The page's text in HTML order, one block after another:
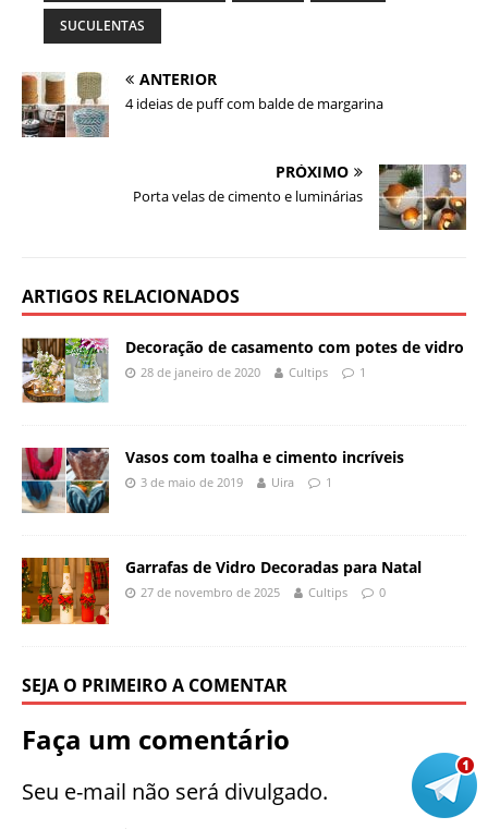
SUCULENTAS
ANTERIOR
4 ideias de puff com balde de margarina
PRÓXIMO
Porta velas de cimento e luminárias
ARTIGOS RELACIONADOS
Decoração de casamento com potes de vidro
28 de janeiro de 2020 Cultips 1
Vasos com toalha e cimento incríveis
3 de maio de 2019 Uira 1
Garrafas de Vidro Decoradas para Natal
27 de novembro de 2025 Cultips 0
SEJA O PRIMEIRO A COMENTAR
Faça um comentário
Seu e-mail não será divulgado.